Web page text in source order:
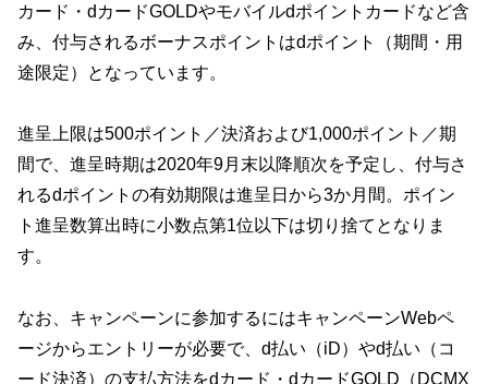
カード・dカードGOLDやモバイルdポイントカードなど含
み、付与されるボーナスポイントはdポイント（期間・用
途限定）となっています。
進呈上限は500ポイント／決済および1,000ポイント／期
間で、進呈時期は2020年9月末以降順次を予定し、付与さ
れるdポイントの有効期限は進呈日から3か月間。ポイン
ト進呈数算出時に小数点第1位以下は切り捨てとなりま
す。
なお、キャンペーンに参加するにはキャンペーンWebペ
ージからエントリーが必要で、d払い（iD）やd払い（コ
ード決済）の支払方法をdカード・dカードGOLD（DCMX